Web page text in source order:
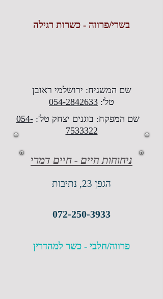
בשרי/פרווה - כשרות רגילה
שם המשגיח: ירושלמי ראובן
טל': 054-2842633
שם המפקח: בוגנים יצחק טל':054-
7533322
ניחוחות חיים - חיים דמרי
הגפן 23, נתיבות
072-250-3933
פרווה/חלבי - כשר למהדרין